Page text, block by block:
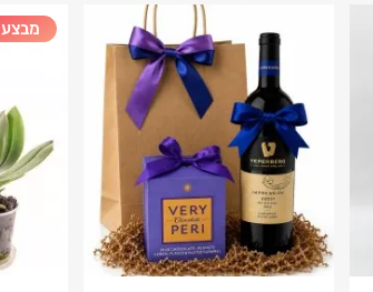
מבצע